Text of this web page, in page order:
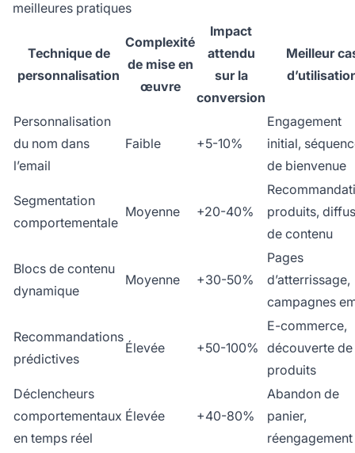
meilleures pratiques
Technique de
personnalisation
Complexité
de mise en
œuvre
Impact
attendu
sur la
conversion
Meilleur
Personnalisation
du nom dans
l’email
Faible +5-10%
Engagement
initial,
de bienvenue
Segmentation
comportementale
Moyenne +20-40%
produits,
de contenu
Blocs de contenu
dynamique
Moyenne +30-50%
Pages
d’atterrissage,
campagnes
Recommandations
prédictives
Élevée +50-100%
E-commerce,
découverte de
produits
Déclencheurs
comportementaux
en temps réel
Élevée +40-80%
Abandon de
panier,
réengagement